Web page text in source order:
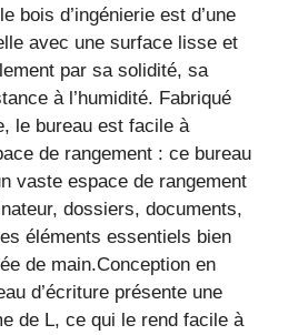
bois d’ingénierie est d’une
avec une surface lisse et
par sa solidité, sa
à l’humidité. Fabriqué
le bureau est facile à
de rangement : ce bureau
vaste espace de rangement
dossiers, documents,
éléments essentiels bien
de main.Conception en
d’écriture présente une
de L, ce qui le rend facile à